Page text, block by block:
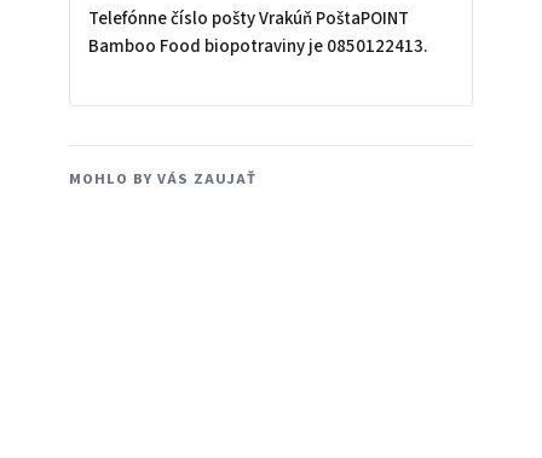
Telefónne číslo pošty Vrakúň PoštaPOINT
Bamboo Food biopotraviny je 0850122413.
MOHLO BY VÁS ZAUJAŤ